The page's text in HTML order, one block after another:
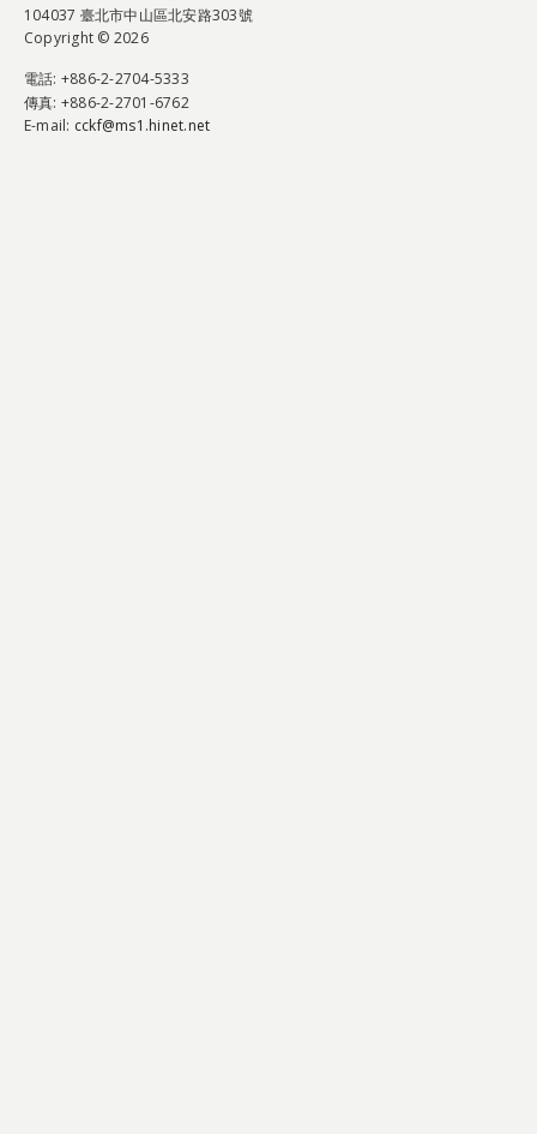
104037 臺北市中山區北安路303號
Copyright © 2026
電話: +886-2-2704-5333
傳真: +886-2-2701-6762
E-mail: cckf@ms1.hinet.net